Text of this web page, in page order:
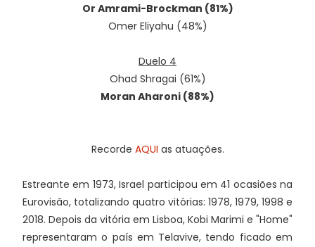
Or Amrami-Brockman (81%)
Omer Eliyahu (48%)
Duelo 4
Ohad Shragai (61%)
Moran Aharoni (88%)
Recorde AQUI as atuações.
Estreante em 1973, Israel participou em 41 ocasiões na
Eurovisão, totalizando quatro vitórias: 1978, 1979, 1998 e
2018. Depois da vitória em Lisboa, Kobi Marimi e "Home"
representaram o país em Telavive, tendo ficado em